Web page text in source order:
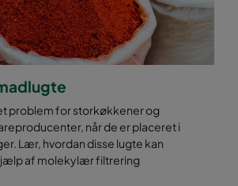
problem for storkøkkener og
når de er placeret i
Lær, hvordan disse lugte kan
af molekylær filtrering